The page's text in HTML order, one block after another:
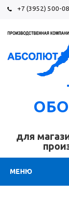
+7 (3952) 500-
МЕНЮ
для